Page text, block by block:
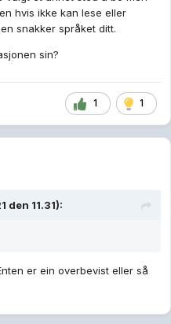
hvis ikke kan lese eller
snakker språket ditt.
sin?
1 1
den 11.31):
er ein overbevist eller så